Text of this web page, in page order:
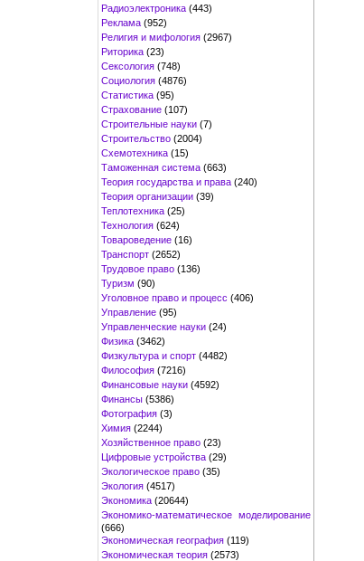
Радиоэлектроника (443)
Реклама (952)
Религия и мифология (2967)
Риторика (23)
Сексология (748)
Социология (4876)
Статистика (95)
Страхование (107)
Строительные науки (7)
Строительство (2004)
Схемотехника (15)
Таможенная система (663)
Теория государства и права (240)
Теория организации (39)
Теплотехника (25)
Технология (624)
Товароведение (16)
Транспорт (2652)
Трудовое право (136)
Туризм (90)
Уголовное право и процесс (406)
Управление (95)
Управленческие науки (24)
Физика (3462)
Физкультура и спорт (4482)
Философия (7216)
Финансовые науки (4592)
Финансы (5386)
Фотография (3)
Химия (2244)
Хозяйственное право (23)
Цифровые устройства (29)
Экологическое право (35)
Экология (4517)
Экономика (20644)
Экономико-математическое моделирование
(666)
Экономическая география (119)
Экономическая теория (2573)